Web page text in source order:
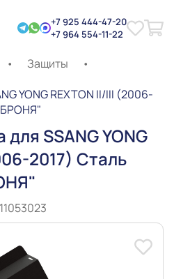
+7 925 444-47-20
+7 964 554-11-22
• Защиты
•
YONG REXTON II/III (2006-
SSANG YONG
2017) Сталь